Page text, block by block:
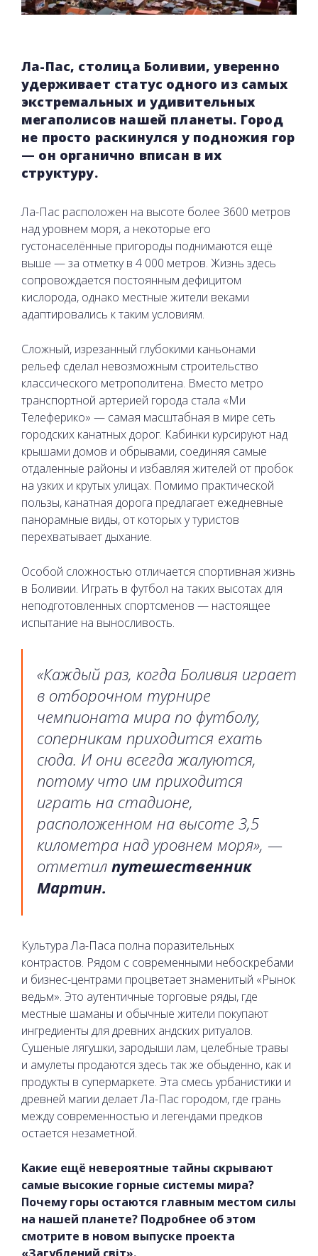
Ла-Пас, столица Боливии, уверенно
удерживает статус одного из самых
экстремальных и удивительных
мегаполисов нашей планеты. Город
не просто раскинулся у подножия гор
— он органично вписан в их
структуру.
Ла-Пас расположен на высоте более 3600 метров
над уровнем моря, а некоторые его
густонаселённые пригороды поднимаются ещё
выше — за отметку в 4 000 метров. Жизнь здесь
сопровождается постоянным дефицитом
кислорода, однако местные жители веками
адаптировались к таким условиям.
Сложный, изрезанный глубокими каньонами
рельеф сделал невозможным строительство
классического метрополитена. Вместо метро
транспортной артерией города стала «Ми
Телеферико» — самая масштабная в мире сеть
городских канатных дорог. Кабинки курсируют над
крышами домов и обрывами, соединяя самые
отдаленные районы и избавляя жителей от пробок
на узких и крутых улицах. Помимо практической
пользы, канатная дорога предлагает ежедневные
панорамные виды, от которых у туристов
перехватывает дыхание.
Особой сложностью отличается спортивная жизнь
в Боливии. Играть в футбол на таких высотах для
неподготовленных спортсменов — настоящее
испытание на выносливость.
«Каждый раз, когда Боливия играет
в отборочном турнире
чемпионата мира по футболу,
соперникам приходится ехать
сюда. И они всегда жалуются,
потому что им приходится
играть на стадионе,
расположенном на высоте 3,5
километра над уровнем моря», —
отметил путешественник
Мартин.
Культура Ла-Паса полна поразительных
контрастов. Рядом с современными небоскребами
и бизнес-центрами процветает знаменитый «Рынок
ведьм». Это аутентичные торговые ряды, где
местные шаманы и обычные жители покупают
ингредиенты для древних андских ритуалов.
Сушеные лягушки, зародыши лам, целебные травы
и амулеты продаются здесь так же обыденно, как и
продукты в супермаркете. Эта смесь урбанистики и
древней магии делает Ла-Пас городом, где грань
между современностью и легендами предков
остается незаметной.
Какие ещё невероятные тайны скрывают
самые высокие горные системы мира?
Почему горы остаются главным местом силы
на нашей планете? Подробнее об этом
смотрите в новом выпуске проекта